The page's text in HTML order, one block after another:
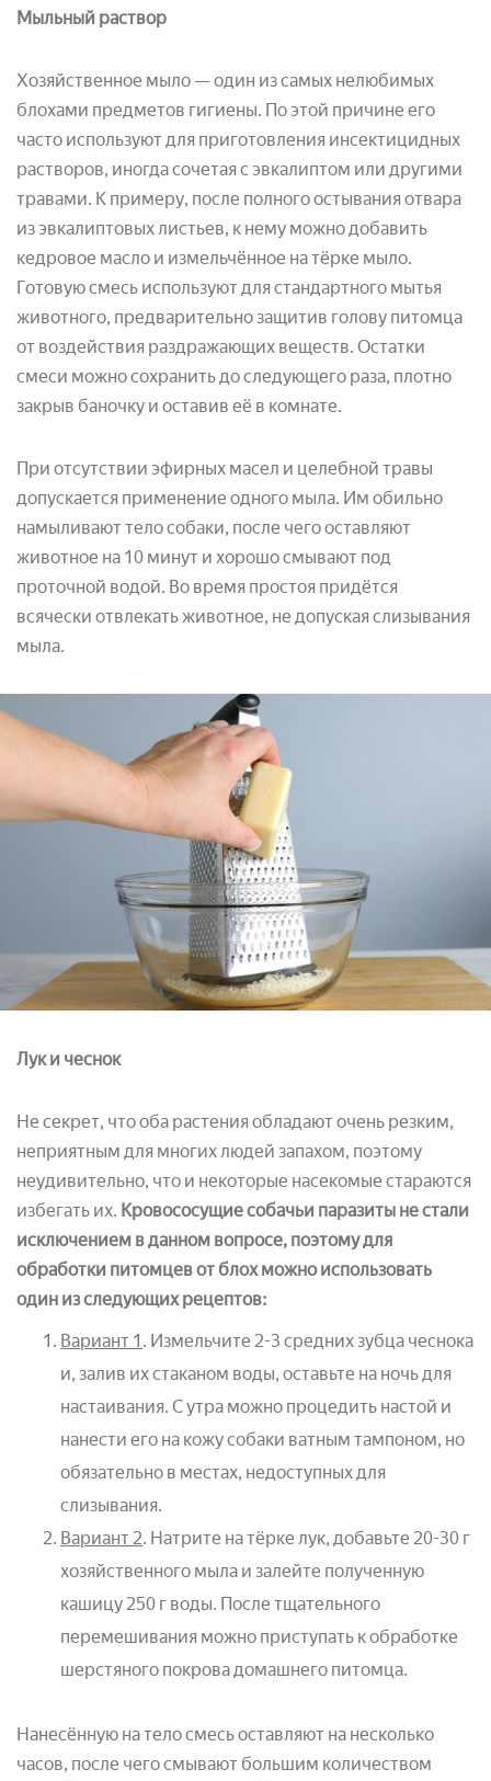
Мыльный раствор
Хозяйственное мыло — один из самых нелюбимых
блохами предметов гигиены. По этой причине его
часто используют для приготовления инсектицидных
растворов, иногда сочетая с эвкалиптом или другими
травами. К примеру, после полного остывания отвара
из эвкалиптовых листьев, к нему можно добавить
кедровое масло и измельчённое на тёрке мыло.
Готовую смесь используют для стандартного мытья
животного, предварительно защитив голову питомца
от воздействия раздражающих веществ. Остатки
смеси можно сохранить до следующего раза, плотно
закрыв баночку и оставив её в комнате.
При отсутствии эфирных масел и целебной травы
допускается применение одного мыла. Им обильно
намыливают тело собаки, после чего оставляют
животное на 10 минут и хорошо смывают под
проточной водой. Во время простоя придётся
всячески отвлекать животное, не допуская слизывания
мыла.
Лук и чеснок
Не секрет, что оба растения обладают очень резким,
неприятным для многих людей запахом, поэтому
неудивительно, что и некоторые насекомые стараются
избегать их. Кровососущие собачьи паразиты не стали
исключением в данном вопросе, поэтому для
обработки питомцев от блох можно использовать
один из следующих рецептов:
Вариант 1 . Измельчите 2-3 средних зубца чеснока
и, залив их стаканом воды, оставьте на ночь для
настаивания. С утра можно процедить настой и
нанести его на кожу собаки ватным тампоном, но
обязательно в местах, недоступных для
слизывания.
Вариант 2. Натрите на тёрке лук, добавьте 20-30 г
хозяйственного мыла и залейте полученную
кашицу 250 г воды. После тщательного
перемешивания можно приступать к обработке
шерстяного покрова домашнего питомца.
Нанесённую на тело смесь оставляют на несколько
часов, после чего смывают большим количеством